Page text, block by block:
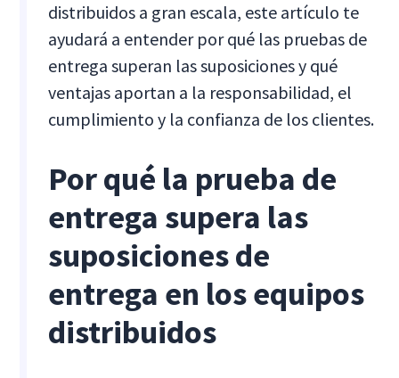
distribuidos a gran escala, este artículo te
ayudará a entender por qué las pruebas de
entrega superan las suposiciones y qué
ventajas aportan a la responsabilidad, el
cumplimiento y la confianza de los clientes.
Por qué la prueba de
entrega supera las
suposiciones de
entrega en los equipos
distribuidos